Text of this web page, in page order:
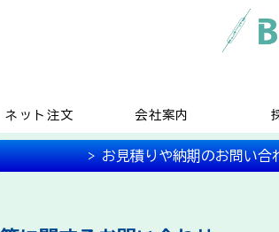
ネット注文 会社案内
> お見積りや納期のお問い合